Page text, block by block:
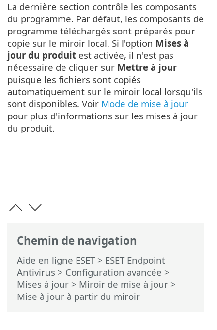
Chemin de navigation
Aide en ligne ESET> ESET Endpoint
Antivirus > Configuration avancée >
Mises à jour > Miroir de mise à jour >
Mise à jour à partir du miroir
La dernière section contrôle les composants
du programme. Par défaut, les composants de
programme téléchargés sont préparés pour
copie sur le miroir local. Si l'option Mises à
jour du produit est activée, il n'est pas
nécessaire de cliquer sur Mettre à jour
puisque les fichiers sont copiés
automatiquement sur le miroir local lorsqu'ils
sont disponibles. Voir Mode de mise à jour
pour plus d'informations sur les mises à jour
du produit.